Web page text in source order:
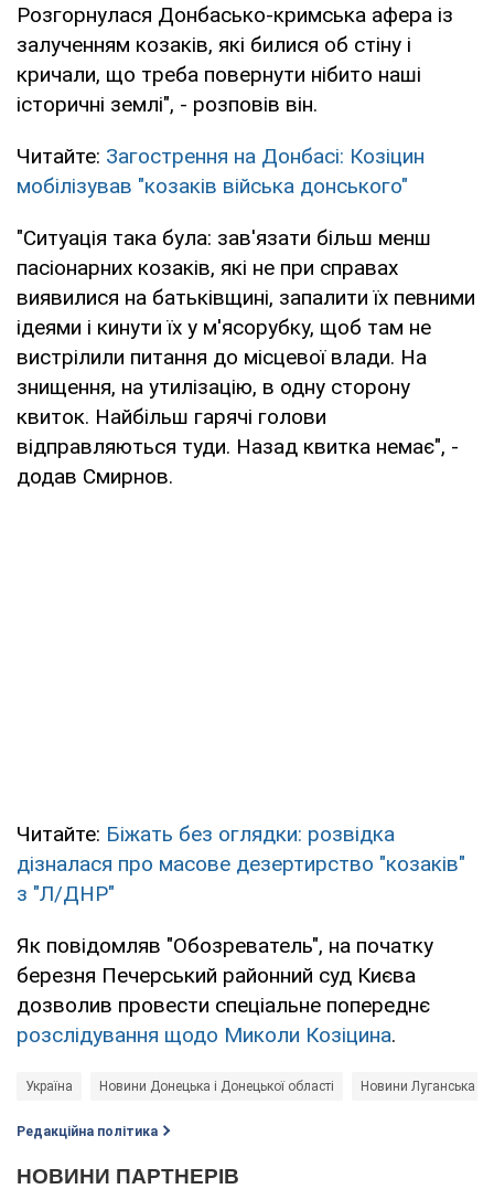
Розгорнулася Донбасько-кримська афера із
залученням козаків, які билися об стіну і
кричали, що треба повернути нібито наші
історичні землі", - розповів він.
Читайте: Загострення на Донбасі: Козіцин
мобілізував "козаків війська донського"
"Ситуація така була: зав'язати більш менш
пасіонарних козаків, які не при справах
виявилися на батьківщині, запалити їх певними
ідеями і кинути їх у м'ясорубку, щоб там не
вистрілили питання до місцевої влади. На
знищення, на утилізацію, в одну сторону
квиток. Найбільш гарячі голови
відправляються туди. Назад квитка немає", -
додав Смирнов.
Читайте: Біжать без оглядки: розвідка
дізналася про масове дезертирство "козаків"
з "Л/ДНР"
Як повідомляв "Обозреватель", на початку
березня Печерський районний суд Києва
дозволив провести спеціальне попереднє
розслідування щодо Миколи Козіцина.
Україна Новини Донецька і Донецької області Новини Луганська і
Редакційна політика